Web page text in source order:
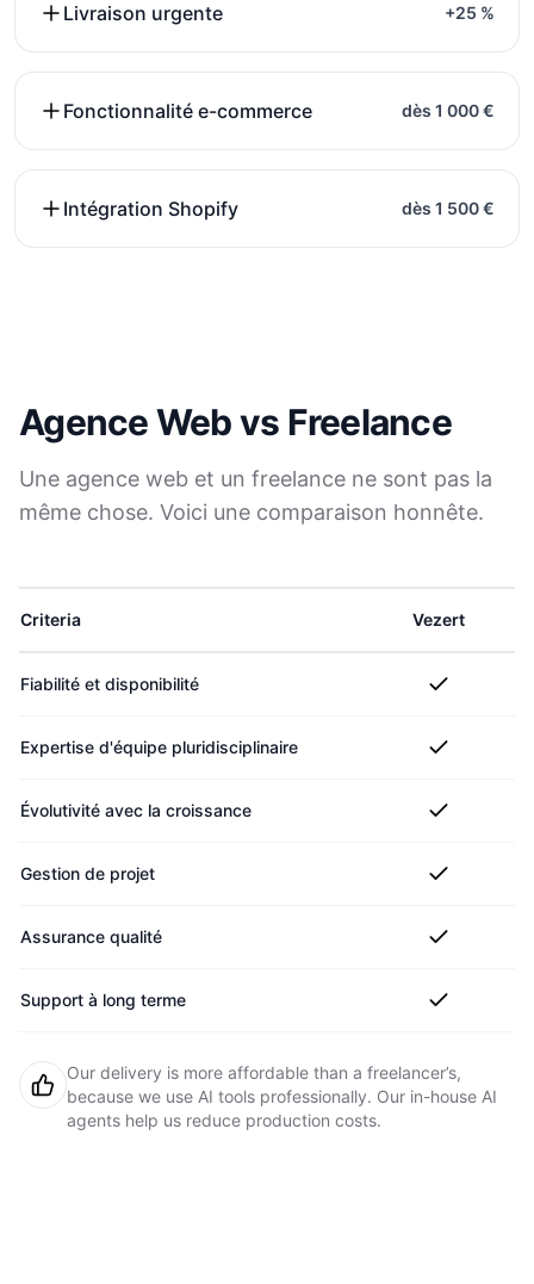
Livraison urgente +25 %
Fonctionnalité e-commerce dès 1 000 €
Intégration Shopify dès 1 500 €
Agence Web vs Freelance
Une agence web et un freelance ne sont pas la
même chose. Voici une comparaison honnête.
Criteria Vezert
Fiabilité et disponibilité
Expertise d'équipe pluridisciplinaire
Évolutivité avec la croissance
Gestion de projet
Assurance qualité
Support à long terme
Our delivery is more affordable than a freelancer’s,
because we use AI tools professionally. Our in-house AI
agents help us reduce production costs.